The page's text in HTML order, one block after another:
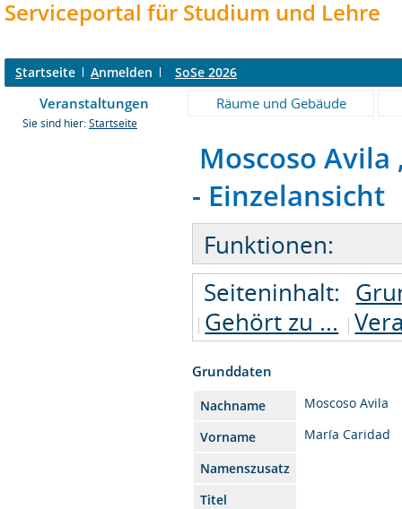
Serviceportal für Studium und Lehre
Startseite Anmelden SoSe 2026
Veranstaltungen Räume und Gebäude
Sie sind hier: Startseite
Moscoso
- Einzelansicht
Funktionen:
Seiteninhalt:
Gehört zu ...
Grunddaten
Nachname
Moscoso Avila
Vorname
María Caridad
Namenszusatz
Titel